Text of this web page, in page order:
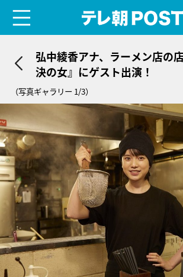
弘中綾香アナ、ラーメン店の
決の女』にゲスト出演！
（写真ギャラリー 1/3）